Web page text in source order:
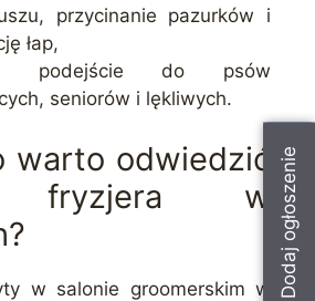
Dodaj ogłoszenie
przycinanie pazurków i
łap,
podejście do psów
seniorów i lękliwych.
warto odwiedzić
fryzjera w
w salonie groomerskim w